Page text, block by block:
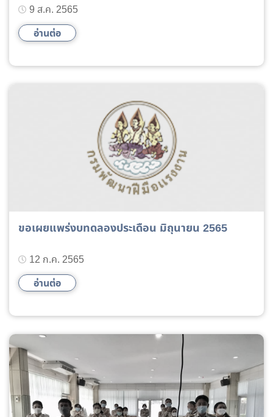
9 ส.ค. 2565
อ่านต่อ
ขอเผยแพร่งบทดลองประเดือน มิถุนายน 2565
12 ก.ค. 2565
อ่านต่อ